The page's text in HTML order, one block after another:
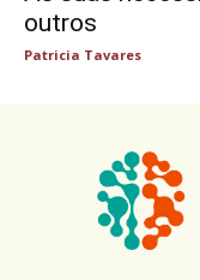
outros
Patricia Tavares